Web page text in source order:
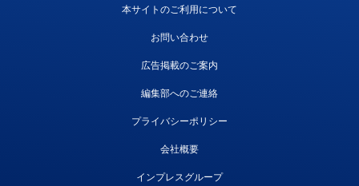
本サイトのご利用について
お問い合わせ
広告掲載のご案内
編集部へのご連絡
プライバシーポリシー
会社概要
インプレスグループ